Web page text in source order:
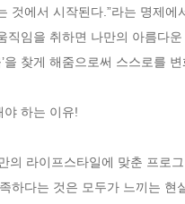
것에서 시작된다.”라는 명제
직임을 취하면 나만의 아름다
을 찾게 해줌으로써 스스로를
야 하는 이유!
의 라이프스타일에 맞춘 프로
하다는 것은 모두가 느끼는